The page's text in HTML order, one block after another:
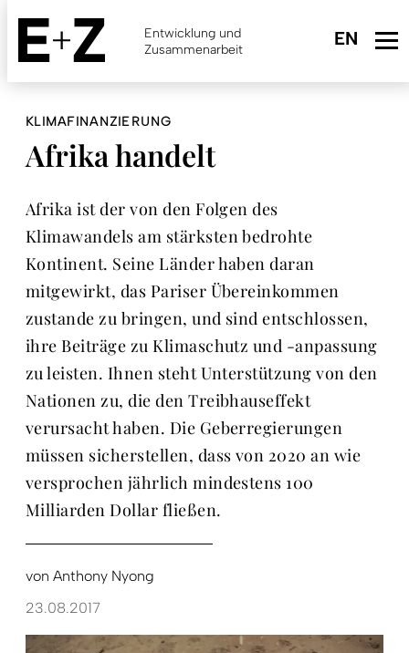
Skip
main
content
Entwicklung und
Zusammenarbeit
KLIMAFINANZIERUNG
Afrika handelt
Afrika ist der von den Folgen des
Klimawandels am stärksten bedrohte
Kontinent. Seine Länder haben daran
mitgewirkt, das Pariser Übereinkommen
zustande zu bringen, und sind entschlossen,
ihre Beiträge zu Klimaschutz und -anpassung
zu leisten. Ihnen steht Unterstützung von den
Nationen zu, die den Treibhauseffekt
verursacht haben. Die Geberregierungen
müssen sicherstellen, dass von 2020 an wie
versprochen jährlich mindestens 100
Milliarden Dollar fließen.
von Anthony Nyong
23.08.2017